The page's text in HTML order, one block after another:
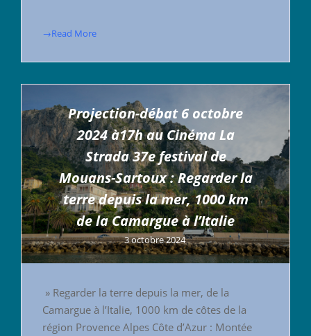
→Read More
Projection-débat 6 octobre
2024 à17h au Cinéma La
Strada 37e festival de
Mouans-Sartoux : Regarder la
terre depuis la mer, 1000 km
de la Camargue à l’Italie
3 octobre 2024
» Regarder la terre depuis la mer, de la
Camargue à l’Italie, 1000 km de côtes de la
région Provence Alpes Côte d’Azur : Montée